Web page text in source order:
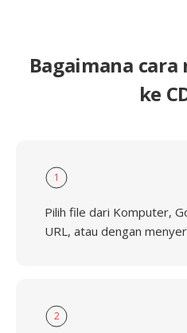
Bagaimana cara
ke
1
Pilih file dari Komputer,
URL, atau dengan
2